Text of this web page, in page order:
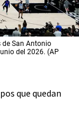
de San Antonio
del 2026. (AP
que quedan